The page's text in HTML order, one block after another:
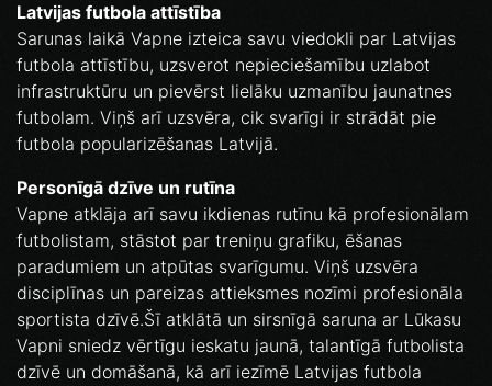
Latvijas futbola attīstība
Sarunas laikā Vapne izteica savu viedokli par Latvijas
futbola attīstību, uzsverot nepieciešamību uzlabot
infrastruktūru un pievērst lielāku uzmanību jaunatnes
futbolam. Viņš arī uzsvēra, cik svarīgi ir strādāt pie
futbola popularizēšanas Latvijā.
Personīgā dzīve un rutīna
Vapne atklāja arī savu ikdienas rutīnu kā profesionālam
futbolistam, stāstot par treniņu grafiku, ēšanas
paradumiem un atpūtas svarīgumu. Viņš uzsvēra
disciplīnas un pareizas attieksmes nozīmi profesionāla
sportista dzīvē.Šī atklātā un sirsnīgā saruna ar Lūkasu
Vapni sniedz vērtīgu ieskatu jaunā, talantīgā futbolista
dzīvē un domāšanā, kā arī iezīmē Latvijas futbola